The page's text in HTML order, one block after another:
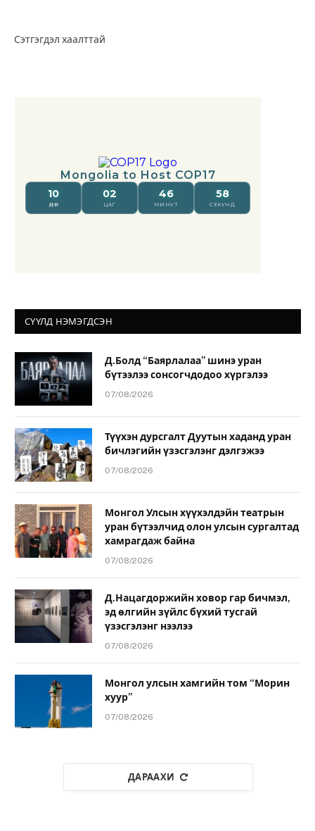
Сэтгэгдэл хаалттай
СҮҮЛД НЭМЭГДСЭН
Д.Болд “Баярлалаа” шинэ уран
бүтээлээ сонсогчдодоо хүргэлээ
07/08/2026
Түүхэн дурсгалт Дуутын хаданд уран
бичлэгийн үзэсгэлэнг дэлгэжээ
07/08/2026
Монгол Улсын хүүхэлдэйн театрын
уран бүтээлчид олон улсын сургалтад
хамрагдаж байна
07/08/2026
Д.Нацагдоржийн ховор гар бичмэл,
эд өлгийн зүйлс бүхий тусгай
үзэсгэлэнг нээлээ
07/08/2026
Монгол улсын хамгийн том “Морин
хуур”
07/08/2026
ДАРААХИ